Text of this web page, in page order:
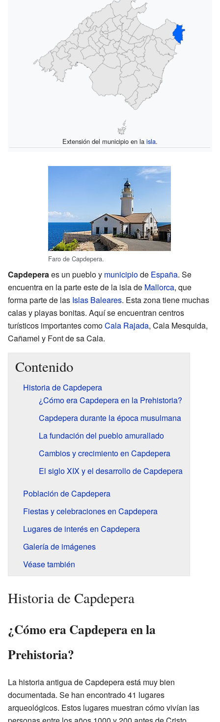
Extensión del municipio en la isla.
Faro de Capdepera.
Capdeperaes un pueblo y municipiode España. Se
encuentra en la parte este de la isla de Mallorca, que
forma parte de las Islas Baleares. Esta zona tiene muchas
calas y playas bonitas. Aquí se encuentran centros
turísticos importantes comoCala Rajada, Cala Mesquida,
Cañamel y Font de sa Cala.
Contenido
Historia de Capdepera
¿Cómo era Capdepera en la Prehistoria?
Capdepera durante la época musulmana
La fundación del pueblo amurallado
Cambios y crecimiento en Capdepera
El siglo XIX y el desarrollo de Capdepera
Población de Capdepera
Fiestas y celebraciones en Capdepera
Lugares de interés en Capdepera
Galería de imágenes
Véase también
Historia de Capdepera
¿Cómo era Capdepera en la
Prehistoria?
La historia antigua de Capdepera está muy bien
documentada. Se han encontrado 41 lugares
arqueológicos. Estos lugares muestran cómo vivían las